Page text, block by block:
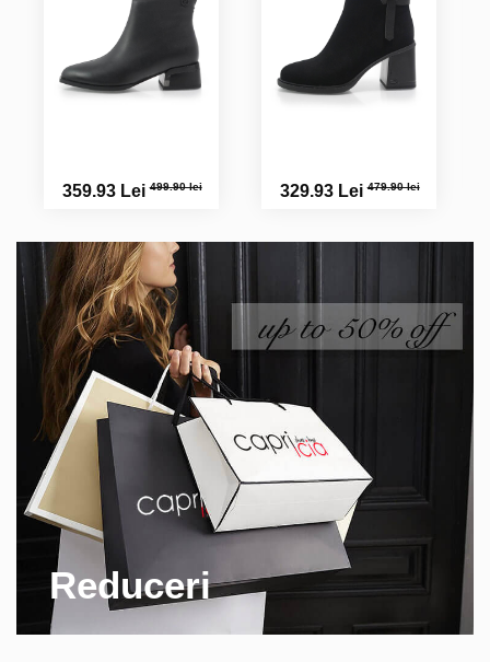
359.93 Lei499.90 lei 329.93 Lei479.90 lei
Reduceri